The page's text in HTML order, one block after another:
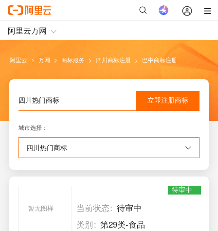
阿里云 > 万网 > 商标服务 > 四川商标注册 > 巴中商标注册
四川热门商标 立即注册商标
城市选择 ：
四川热门商标
暂无图样
待审中
当前状态
待审中
类别
第29类-食品